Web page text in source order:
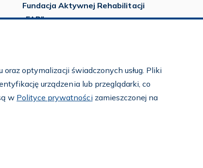
Fundacja Aktywnej Rehabilitacji
„FAR”
tel./fax:22 651 88 02
tel.:22 651 88 03
tel.:22 858 26 39
optymalizacji świadczonych usług. Pliki
urządzenia lub przeglądarki, co
w Polityce prywatności zamieszczonej na